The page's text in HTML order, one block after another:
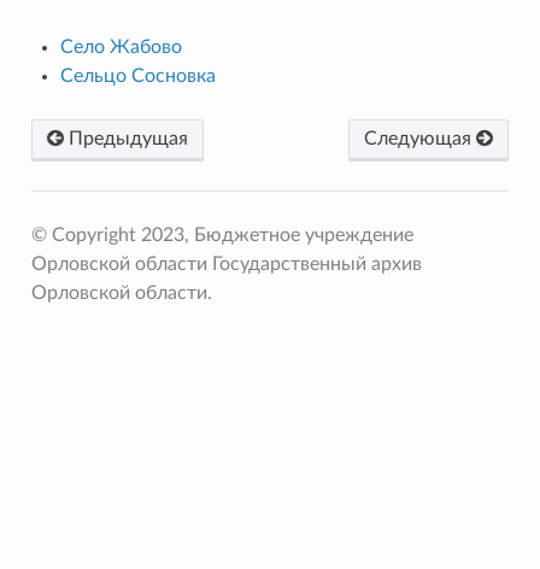
Село Жабово
Сельцо Сосновка
Предыдущая Следующая
© Copyright 2023, Бюджетное учреждение
Орловской области Государственный архив
Орловской области.